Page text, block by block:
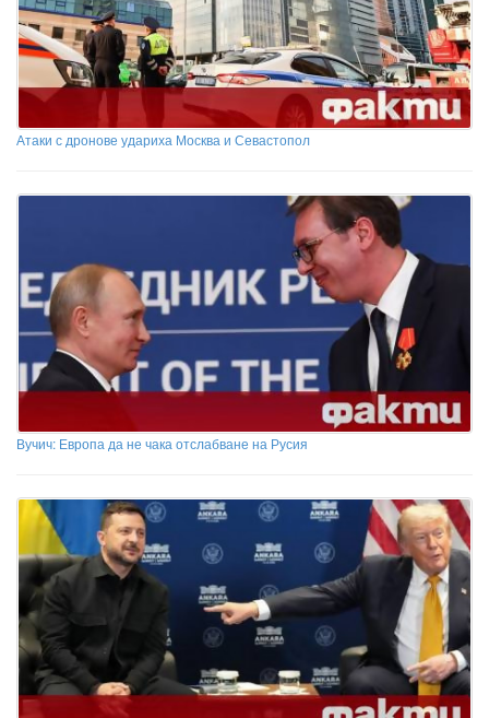
Атаки с дронове удариха Москва и Севастопол
Вучич: Европа да не чака отслабване на Русия